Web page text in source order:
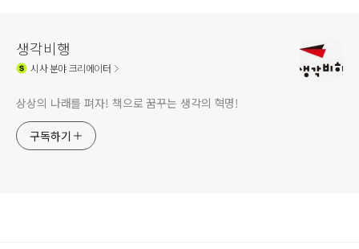
생각비행
시사분야 크리에이터
상상의 나래를 펴자! 책으로 꿈꾸는 생각의 혁명!
구독하기